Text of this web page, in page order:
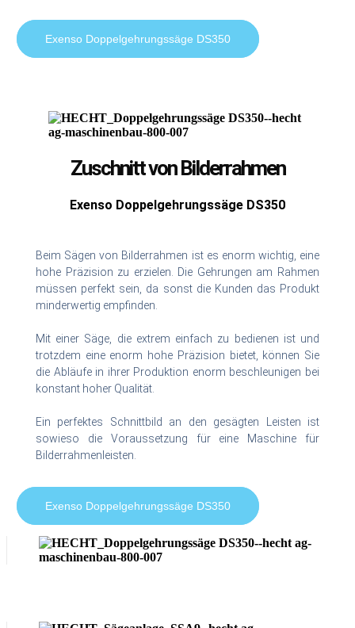
Exenso Doppelgehrungssäge DS350
Zuschnitt von Bilderrahmen
Exenso Doppelgehrungssäge DS350
Beim Sägen von Bilderrahmen ist es enorm wichtig, eine
hohe Präzision zu erzielen. Die Gehrungen am Rahmen
müssen perfekt sein, da sonst die Kunden das Produkt
minderwertig empfinden.
Mit einer Säge, die extrem einfach zu bedienen ist und
trotzdem eine enorm hohe Präzision bietet, können Sie
die Abläufe in ihrer Produktion enorm beschleunigen bei
konstant hoher Qualität.
Ein perfektes Schnittbild an den gesägten Leisten ist
sowieso die Voraussetzung für eine Maschine für
Bilderrahmenleisten.
Exenso Doppelgehrungssäge DS350